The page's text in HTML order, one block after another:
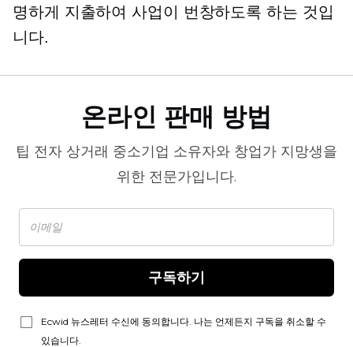
명하게 지출하여 사업이 번창하도록 하는 것입
니다.
온라인 판매 방법
팁 전자 상거래 중소기업 소유자와 창업가 지망생을
위한 전문가입니다.
구독하기
Ecwid 뉴스레터 수신에 동의합니다. 나는 언제든지 구독을 취소할 수
있습니다.